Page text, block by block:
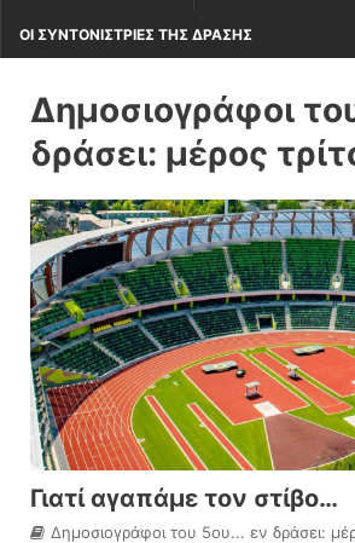
ΟΙ ΣΥΝΤΟΝΙΣΤΡΙΕΣ ΤΗΣ ΔΡΑΣΗΣ
Δημοσιογράφοι
δράσει: μέρος
Γιατί αγαπάμε τον στίβο…
Δημοσιογράφοι του 5ου... εν δράσει: